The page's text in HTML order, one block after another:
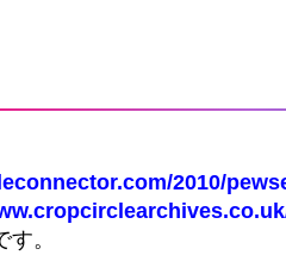
2010/
。